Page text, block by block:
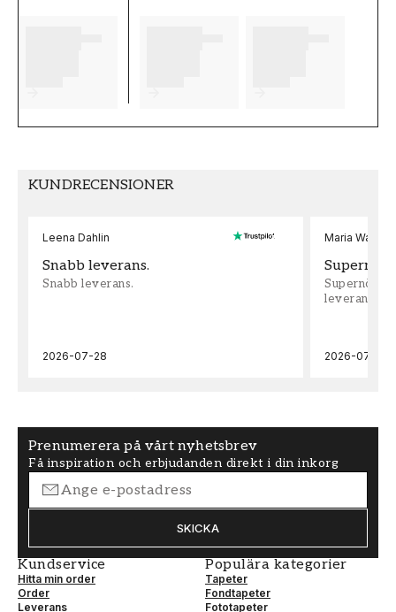
KUNDRECENSIONER
Leena Dahlin
Snabb leverans.
Snabb leverans.
2026-07-28
Maria
leveran,
2026-07-22
Prenumerera på vårt nyhetsbrev
Få inspiration och erbjudanden direkt i din inkorg
SKICKA
Kundservice
Hitta min order
Order
Leverans
Populära kategorier
Tapeter
Fondtapeter
Fototapeter